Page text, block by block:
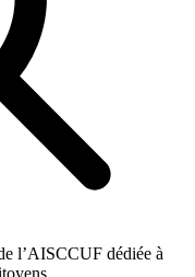
l’AISCCUF dédiée à